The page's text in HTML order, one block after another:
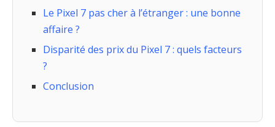
Le Pixel 7 pas cher à l’étranger : une bonne
affaire ?
Disparité des prix du Pixel 7 : quels facteurs
?
Conclusion